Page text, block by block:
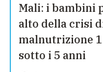
Mali: i bambini
alto della crisi
malnutrizione
sotto i 5 anni